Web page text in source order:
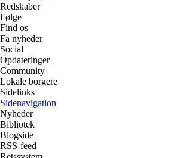
Redskaber
Følge
Find os
Få nyheder
Social
Opdateringer
Community
Lokale borgere
Sidelinks
Sidenavigation
Nyheder
Bibliotek
Blogside
RSS-feed